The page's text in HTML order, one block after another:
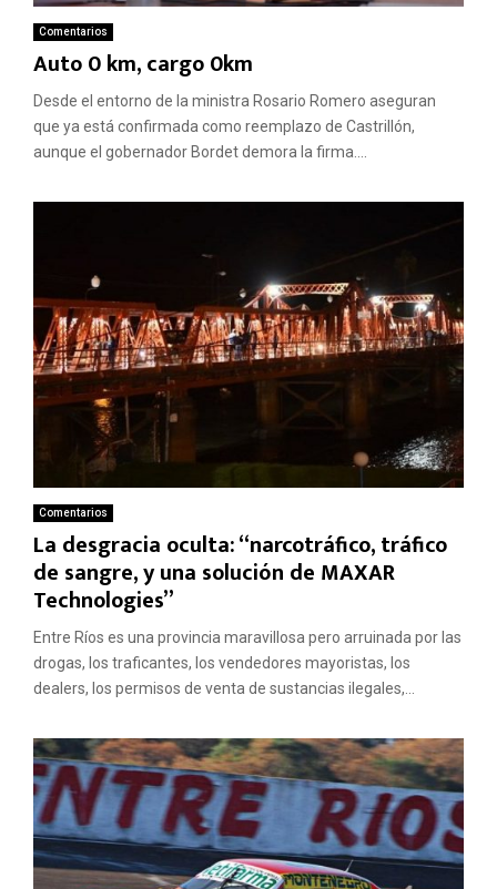
Comentarios
Auto 0 km, cargo 0km
Desde el entorno de la ministra Rosario Romero aseguran
que ya está confirmada como reemplazo de Castrillón,
aunque el gobernador Bordet demora la firma....
Comentarios
La desgracia oculta: “narcotráfico, tráfico
de sangre, y una solución de MAXAR
Technologies”
Entre Ríos es una provincia maravillosa pero arruinada por las
drogas, los traficantes, los vendedores mayoristas, los
dealers, los permisos de venta de sustancias ilegales,...